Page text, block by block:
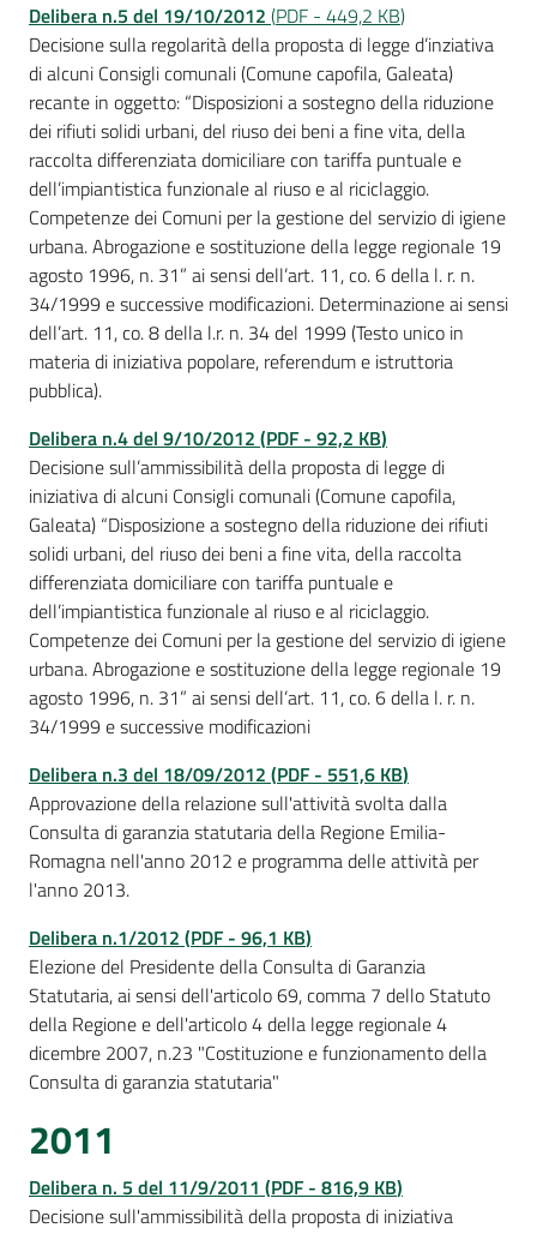
Delibera n.5 del 19/10/2012 (PDF - 449,2 KB)
Decisione sulla regolarità della proposta di legge d’inziativa
di alcuni Consigli comunali (Comune capofila, Galeata)
recante in oggetto: “Disposizioni a sostegno della riduzione
dei rifiuti solidi urbani, del riuso dei beni a fine vita, della
raccolta differenziata domiciliare con tariffa puntuale e
dell’impiantistica funzionale al riuso e al riciclaggio.
Competenze dei Comuni per la gestione del servizio di igiene
urbana. Abrogazione e sostituzione della legge regionale 19
agosto 1996, n. 31” ai sensi dell’art. 11, co. 6 della l. r. n.
34/1999 e successive modificazioni. Determinazione ai sensi
dell’art. 11, co. 8 della l.r. n. 34 del 1999 (Testo unico in
materia di iniziativa popolare, referendum e istruttoria
pubblica).
Delibera n.4 del 9/10/2012 (PDF - 92,2 KB)
Decisione sull’ammissibilità della proposta di legge di
iniziativa di alcuni Consigli comunali (Comune capofila,
Galeata) “Disposizione a sostegno della riduzione dei rifiuti
solidi urbani, del riuso dei beni a fine vita, della raccolta
differenziata domiciliare con tariffa puntuale e
dell’impiantistica funzionale al riuso e al riciclaggio.
Competenze dei Comuni per la gestione del servizio di igiene
urbana. Abrogazione e sostituzione della legge regionale 19
agosto 1996, n. 31” ai sensi dell’art. 11, co. 6 della l. r. n.
34/1999 e successive modificazioni
Delibera n.3 del 18/09/2012 (PDF - 551,6 KB)
Approvazione della relazione sull'attività svolta dalla
Consulta di garanzia statutaria della Regione Emilia-
Romagna nell'anno 2012 e programma delle attività per
l'anno 2013.
Delibera n.1/2012 (PDF - 96,1 KB)
Elezione del Presidente della Consulta di Garanzia
Statutaria, ai sensi dell'articolo 69, comma 7 dello Statuto
della Regione e dell'articolo 4 della legge regionale 4
dicembre 2007, n.23 "Costituzione e funzionamento della
Consulta di garanzia statutaria"
2011
Delibera n. 5 del 11/9/2011 (PDF - 816,9 KB)
Decisione sull'ammissibilità della proposta di iniziativa